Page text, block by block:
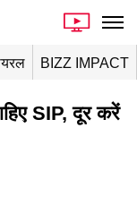
BIZZ IMPACT
SIP, दूर करें